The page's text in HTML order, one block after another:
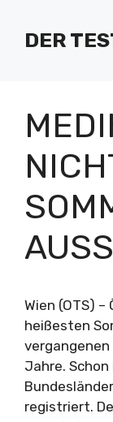
Inhalt
springen
DER
Wien (OTS)
heißesten
vergangenen
Jahre.
registriert.